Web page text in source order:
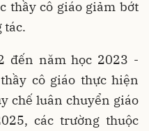
thầy cô giáo giảm bớt
tác.
đến năm học 2023 -
cô giáo thực hiện
chế luân chuyển giáo
các trường thuộc